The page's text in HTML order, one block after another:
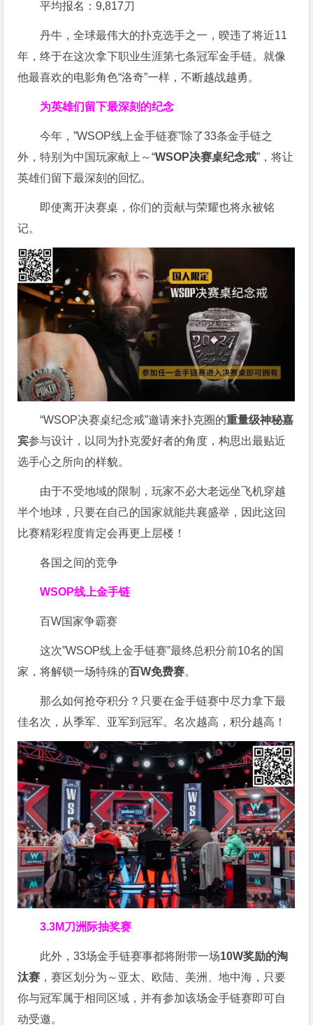
平均报名：9,817刀
丹牛，全球最伟大的扑克选手之一，暌违了将近11
年，终于在这次拿下职业生涯第七条冠军金手链。就像
他最喜欢的电影角色“洛奇”一样，不断越战越勇。
为英雄们留下最深刻的纪念
今年，”WSOP线上金手链赛”除了33条金手链之
外，特别为中国玩家献上～“WSOP决赛桌纪念戒”，将让
英雄们留下最深刻的回忆。
即使离开决赛桌，你们的贡献与荣耀也将永被铭
记。
“WSOP决赛桌纪念戒”邀请来扑克圈的重量级神秘嘉
宾参与设计，以同为扑克爱好者的角度，构思出最贴近
选手心之所向的样貌。
由于不受地域的限制，玩家不必大老远坐飞机穿越
半个地球，只要在自己的国家就能共襄盛举，因此这回
比赛精彩程度肯定会再更上层楼！
各国之间的竞争
WSOP线上金手链
百W国家争霸赛
这次”WSOP线上金手链赛”最终总积分前10名的国
家，将解锁一场特殊的百W免费赛。
那么如何抢夺积分？只要在金手链赛中尽力拿下最
佳名次，从季军、亚军到冠军。名次越高，积分越高！
3.3M刀洲际抽奖赛
此外，33场金手链赛事都将附带一场10W奖励的淘
汰赛 ，赛区划分为～亚太、欧陆、美洲、地中海，只要
你与冠军属于相同区域，并有参加该场金手链赛即可自
动受邀。